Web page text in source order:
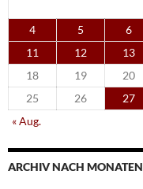
4
5 6
11
12 13
18
19 20
25
26 27
« Aug.
ARCHIV NACH MONATEN